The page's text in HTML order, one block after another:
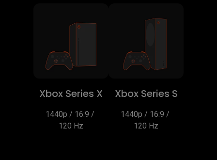
Xbox Series X
1440p / 16:9 /
120 Hz
Xbox Series S
1440p / 16:9 /
120 Hz